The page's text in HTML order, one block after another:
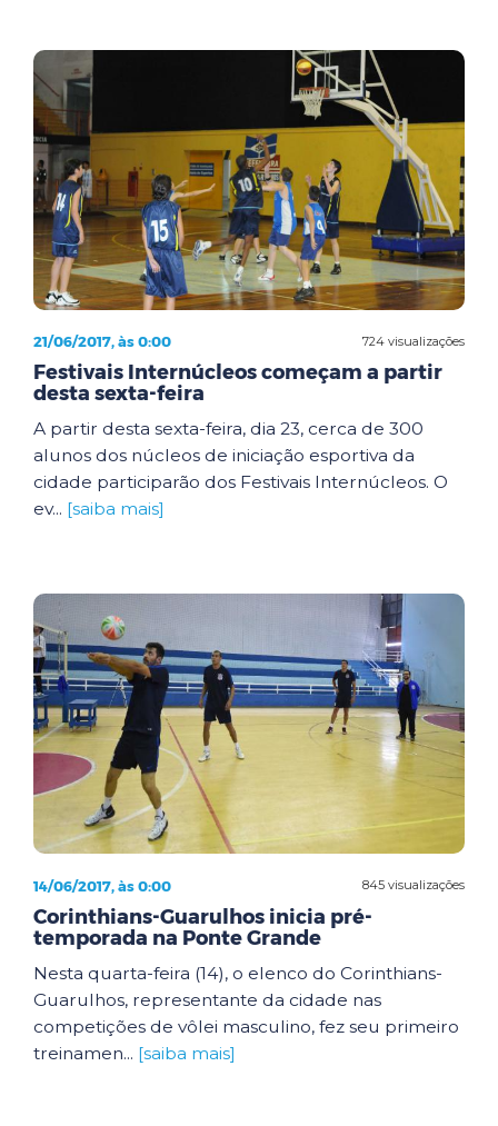
724 visualizações
21/06/2017, às 0:00
Festivais Internúcleos começam a partir
desta sexta-feira
A partir desta sexta-feira, dia 23, cerca de 300
alunos dos núcleos de iniciação esportiva da
cidade participarão dos Festivais Internúcleos. O
ev... [saiba mais]
845 visualizações
14/06/2017, às 0:00
Corinthians-Guarulhos inicia pré-
temporada na Ponte Grande
Nesta quarta-feira (14), o elenco do Corinthians-
Guarulhos, representante da cidade nas
competições de vôlei masculino, fez seu primeiro
treinamen... [saiba mais]